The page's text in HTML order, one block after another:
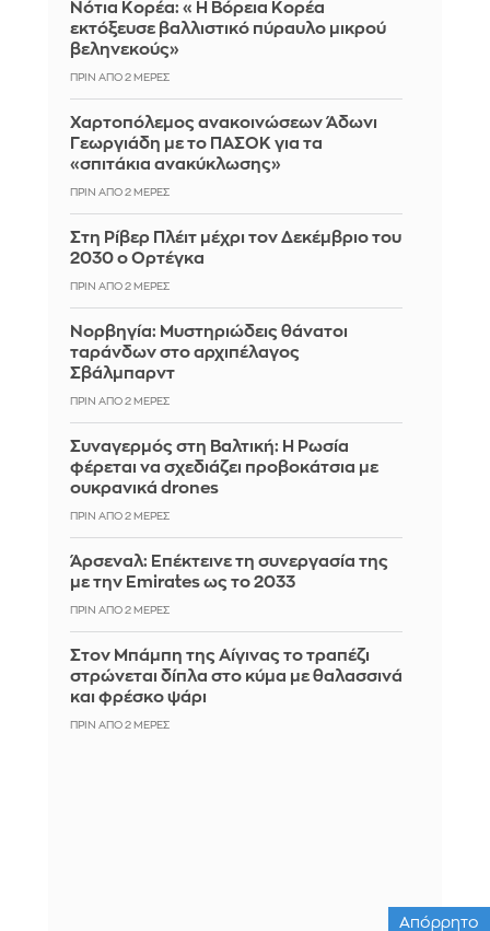
Νότια Κορέα: «Η Βόρεια Κορέα
εκτόξευσε βαλλιστικό πύραυλο μικρού
βεληνεκούς»
ΠΡΙΝ ΑΠΌ 2 ΜΈΡΕΣ
Χαρτοπόλεμος ανακοινώσεων Άδωνι
Γεωργιάδη με το ΠΑΣΟΚ για τα
«σπιτάκια ανακύκλωσης»
ΠΡΙΝ ΑΠΌ 2 ΜΈΡΕΣ
Στη Ρίβερ Πλέιτ μέχρι τον Δεκέμβριο του
2030 ο Ορτέγκα
ΠΡΙΝ ΑΠΌ 2 ΜΈΡΕΣ
Νορβηγία: Μυστηριώδεις θάνατοι
ταράνδων στο αρχιπέλαγος
Σβάλμπαρντ
ΠΡΙΝ ΑΠΌ 2 ΜΈΡΕΣ
Συναγερμός στη Βαλτική: Η Ρωσία
φέρεται να σχεδιάζει προβοκάτσια με
ουκρανικά drones
ΠΡΙΝ ΑΠΌ 2 ΜΈΡΕΣ
Άρσεναλ: Επέκτεινε τη συνεργασία της
με την Emirates ως το 2033
ΠΡΙΝ ΑΠΌ 2 ΜΈΡΕΣ
Στον Μπάμπη της Αίγινας το τραπέζι
στρώνεται δίπλα στο κύμα με θαλασσινά
και φρέσκο ψάρι
ΠΡΙΝ ΑΠΌ 2 ΜΈΡΕΣ
Απόρρητο